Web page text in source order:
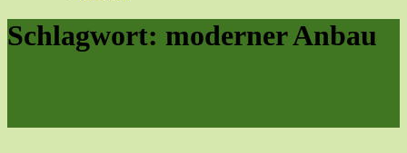
Schlagwort: moderner Anbau